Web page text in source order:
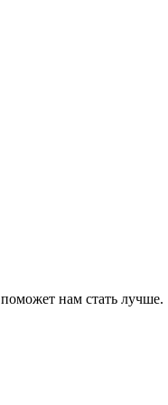
нам стать лучше.